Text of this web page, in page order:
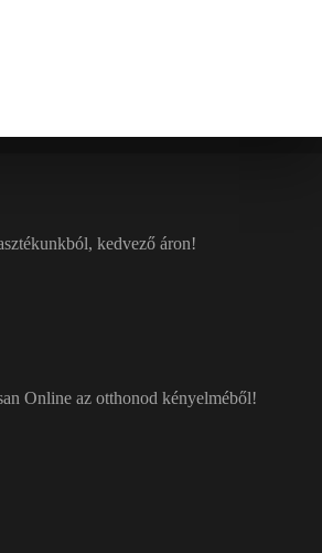
kedvező áron!
Online az otthonod kényelméből!